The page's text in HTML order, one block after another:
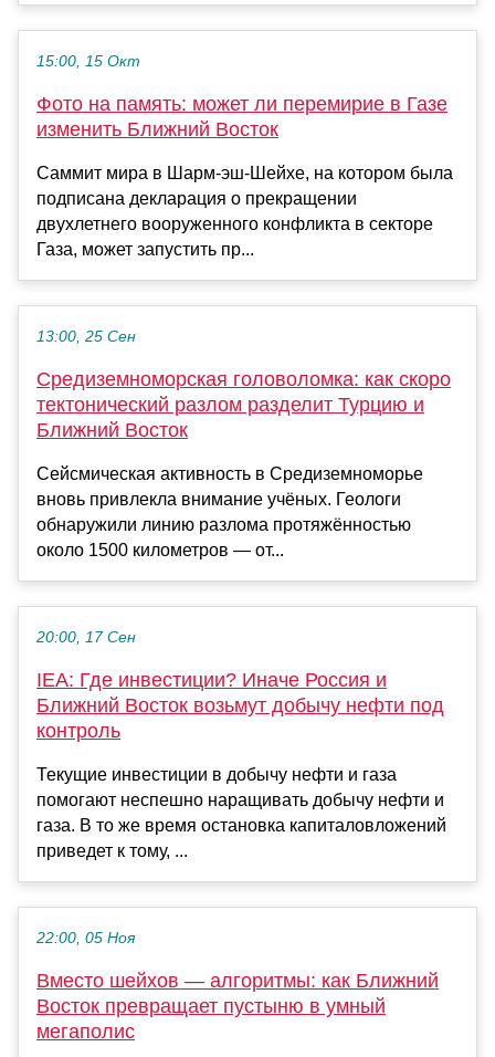
15:00, 15 Окт
Фото на память: может ли перемирие в Газе
изменить Ближний Восток
Саммит мира в Шарм-эш-Шейхе, на котором была
подписана декларация о прекращении
двухлетнего вооруженного конфликта в секторе
Газа, может запустить пр...
13:00, 25 Сен
Средиземноморская головоломка: как скоро
тектонический разлом разделит Турцию и
Ближний Восток
Сейсмическая активность в Средиземноморье
вновь привлекла внимание учёных. Геологи
обнаружили линию разлома протяжённостью
около 1500 километров — от...
20:00, 17 Сен
IEA: Где инвестиции? Иначе Россия и
Ближний Восток возьмут добычу нефти под
контроль
Текущие инвестиции в добычу нефти и газа
помогают неспешно наращивать добычу нефти и
газа. В то же время остановка капиталовложений
приведет к тому, ...
22:00, 05 Ноя
Вместо шейхов — алгоритмы: как Ближний
Восток превращает пустыню в умный
мегаполис